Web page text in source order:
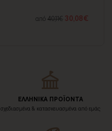
από40,11€ 30,08€
ΕΛΛΗΝΙΚΑ ΠΡΟΪΟΝΤΑ
σχεδιασμένα & κατασκευασμένα από εμάς